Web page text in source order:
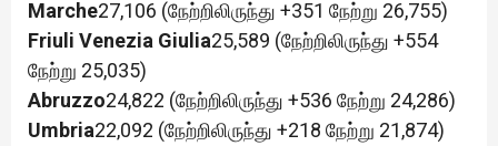
Marche27,106 (நேற்றிலிருந்து +351 நேற்று 26,755)
Friuli Venezia Giulia25,589 (நேற்றிலிருந்து +554
நேற்று 25,035)
Abruzzo24,822 (நேற்றிலிருந்து +536 நேற்று 24,286)
Umbria22,092 (நேற்றிலிருந்து +218 நேற்று 21,874)